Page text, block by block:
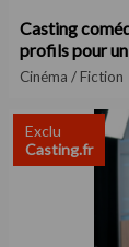
Casting
profils pour
Cinéma / Fiction
Exclu
Casting.fr